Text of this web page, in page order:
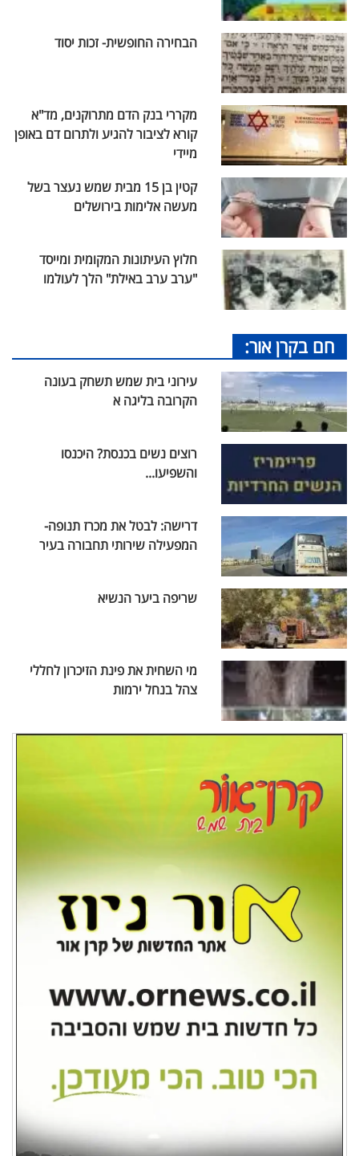
הבחירה החופשית- זכות יסוד
מקררי בנק הדם מתרוקנים, מד"א
קורא לציבור להגיע ולתרום דם באופן
מיידי
קטין בן 15 מבית שמש נעצר בשל
מעשה אלימות בירושלים
חלוץ העיתונות המקומית ומייסד
"ערב ערב באילת" הלך לעולמו
חם בקרן אור:
עירוני בית שמש תשחק בעונה
הקרובה בליגה א
רוצים נשים בכנסת? היכנסו
והשפיעו...
דרישה: לבטל את מכרז תנופה-
המפעילה שירותי תחבורה בעיר
שריפה ביער הנשיא
מי השחית את פינת הזיכרון לחללי
צהל בנחל ירמות